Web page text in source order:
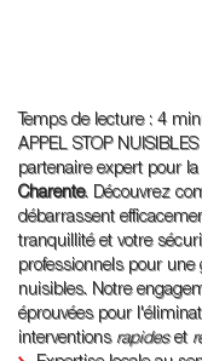
Temps de lecture : 4
APPEL STOP
partenaire expert pour la
Charente. Découvrez
débarrassent
tranquillité et votre
professionnels pour
nuisibles. Notre
éprouvées pour
interventions rapideset